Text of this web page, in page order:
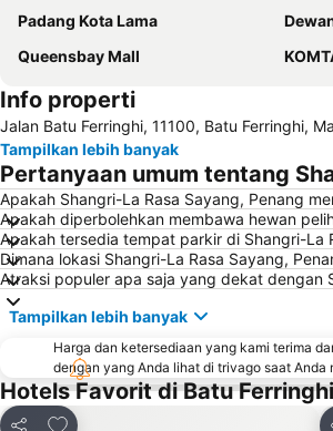
Padang Kota Lama
Dewan
Queensbay Mall
Info properti
Jalan Batu Ferringhi, 11100, Batu Ferringhi,
Tampilkan lebih banyak
Pertanyaan umum tentang
Apakah Shangri-La Rasa Sayang, Penang
Apakah diperbolehkan membawa hewan
Apakah tersedia tempat parkir di Shangri-La
Dimana lokasi Shangri-La Rasa Sayang,
Atraksi populer apa saja yang dekat dengan
Tampilkan lebih banyak
Harga dan ketersediaan yang kami terima
dengan yang Anda lihat di trivago saat Anda
Hotels Favorit di Batu Ferringhi
Tambahkan ke favorit